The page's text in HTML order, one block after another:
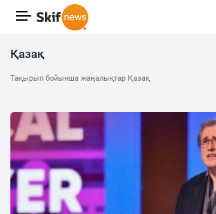
Қазақ
Тақырып бойынша жаңалықтар Қазақ